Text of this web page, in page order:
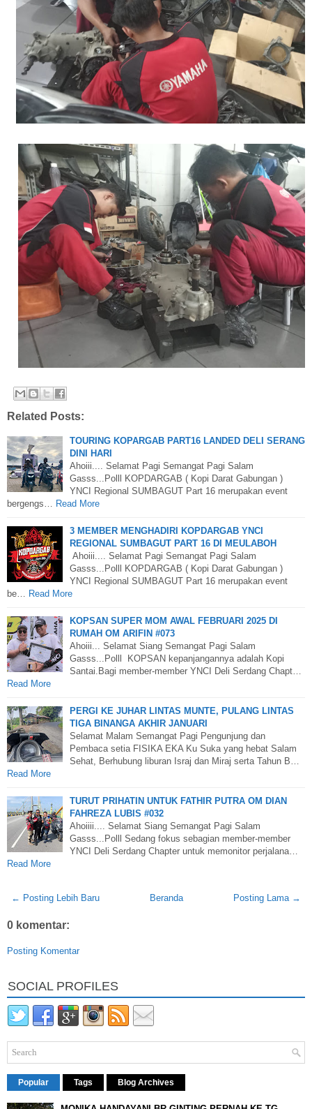
Related Posts:
TOURING KOPARGAB PART16 LANDED DELI SERANG
DINI HARI
Ahoiii.... Selamat Pagi Semangat Pagi Salam
Gasss...Polll KOPDARGAB ( Kopi Darat Gabungan )
YNCI Regional SUMBAGUT Part 16 merupakan event
bergengs…
Read More
3 MEMBER MENGHADIRI KOPDARGAB YNCI
REGIONAL SUMBAGUT PART 16 DI MEULABOH
Ahoiii.... Selamat Pagi Semangat Pagi Salam
Gasss...Polll KOPDARGAB ( Kopi Darat Gabungan )
YNCI Regional SUMBAGUT Part 16 merupakan event
be…
Read More
KOPSAN SUPER MOM AWAL FEBRUARI 2025 DI
RUMAH OM ARIFIN #073
Ahoiii... Selamat Siang Semangat Pagi Salam
Gasss...Polll KOPSAN kepanjangannya adalah Kopi
Santai.Bagi member-member YNCI Deli Serdang Chapt…
Read More
PERGI KE JUHAR LINTAS MUNTE, PULANG LINTAS
TIGA BINANGA AKHIR JANUARI
Selamat Malam Semangat Pagi Pengunjung dan
Pembaca setia FISIKA EKA Ku Suka yang hebat Salam
Sehat, Berhubung liburan Israj dan Miraj serta Tahun B…
Read More
TURUT PRIHATIN UNTUK FATHIR PUTRA OM DIAN
FAHREZA LUBIS #032
Ahoiiii.... Selamat Siang Semangat Pagi Salam
Gasss...Polll Sedang fokus sebagian member-member
YNCI Deli Serdang Chapter untuk memonitor perjalana…
Read More
← Posting Lebih Baru Posting Lama →
Beranda
0 komentar:
Posting Komentar
SOCIAL PROFILES
Popular Tags Blog Archives